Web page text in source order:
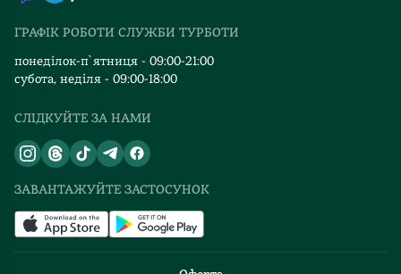
Видавництва
Відгуки та оцінка RDT
ГРАФІК РОБОТИ СЛУЖБИ ТУРБОТИ
понеділок-п`ятниця - 09:00-21:00
субота, неділя - 09:00-18:00
СЛІДКУЙТЕ ЗА НАМИ
ЗАВАНТАЖУЙТЕ ЗАСТОСУНОК